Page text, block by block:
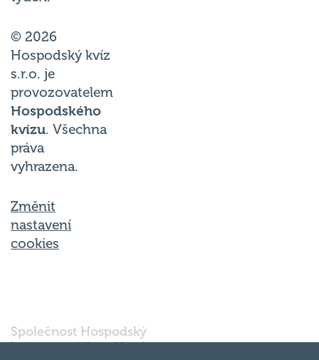
© 2026
Hospodský kvíz
s.r.o. je
provozovatelem
Hospodského
kvízu. Všechna
práva
vyhrazena.
Změnit
nastavení
cookies
Společnost Hospodský
kvíz s.r.o., sídlem Nové